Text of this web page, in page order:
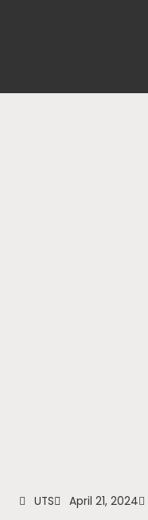
UTS April 21, 2024